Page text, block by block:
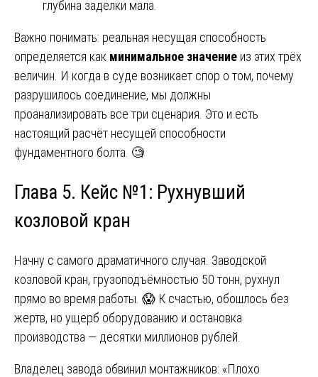
глубина заделки мала.
Важно понимать: реальная несущая способность
определяется как минимальное значение из этих трёх
величин. И когда в суде возникает спор о том, почему
разрушилось соединение, мы должны
проанализировать все три сценария. Это и есть
настоящий расчёт несущей способности
фундаментного болта. 🧐
Глава 5. Кейс №1: Рухнувший
козловой кран
Начну с самого драматичного случая. Заводской
козловой кран, грузоподъёмностью 50 тонн, рухнул
прямо во время работы. 😱 К счастью, обошлось без
жертв, но ущерб оборудованию и остановка
производства — десятки миллионов рублей.
Владелец завода обвинил монтажников: «Плохо